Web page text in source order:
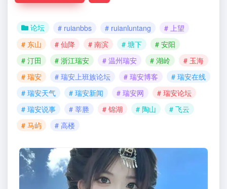
论坛 # ruianbbs # ruianluntang
# 上望
# 东山
# 仙降 # 南滨 # 塘下
# 安阳
# 汀田
# 浙江瑞安 # 温州瑞安 # 湖岭
# 玉海
# 瑞安
# 瑞安上班族论坛 # 瑞安博客
# 瑞安在线
# 瑞安天气
# 瑞安新闻 # 瑞安网
# 瑞安论坛
# 瑞安说事
# 莘塍 # 锦湖 # 陶山
# 飞云
# 马屿
# 高楼